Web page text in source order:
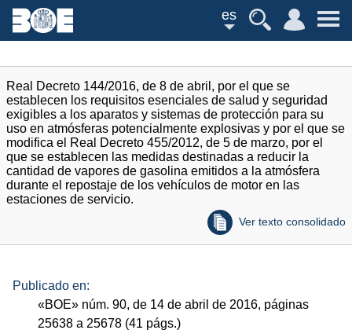
es
Real Decreto 144/2016, de 8 de abril, por el que se
establecen los requisitos esenciales de salud y seguridad
exigibles a los aparatos y sistemas de protección para su
uso en atmósferas potencialmente explosivas y por el que se
modifica el Real Decreto 455/2012, de 5 de marzo, por el
que se establecen las medidas destinadas a reducir la
cantidad de vapores de gasolina emitidos a la atmósfera
durante el repostaje de los vehículos de motor en las
estaciones de servicio.
Ver texto consolidado
Publicado en:
«BOE» núm. 90, de 14 de abril de 2016, páginas
25638 a 25678 (41 págs.)